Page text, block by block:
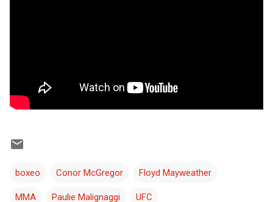
boxeo Conor McGregor Floyd Mayweather
MMA Paulie Malignaggi UFC